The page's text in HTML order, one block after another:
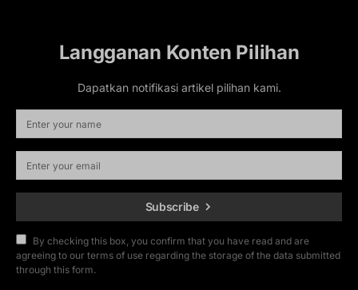
Langganan Konten Pilihan
Dapatkan notifikasi artikel pilihan kami.
Subscribe
By checking this box, you confirm that you have read and are
agreeing to our terms of use regarding the storage of the data submitted
through this form.